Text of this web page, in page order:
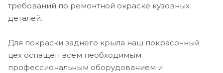
требований по ремонтной окраске кузовных
деталей.
Для покраски заднего крыла наш покрасочный
цех оснащен всем необходимым
профессиональным оборудованием и